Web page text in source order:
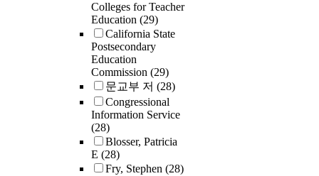
Colleges for Teacher
Education (29)
California State
Postsecondary
Education
Commission (29)
문교부 저 (28)
Congressional
Information Service
(28)
Blosser, Patricia
E (28)
Fry, Stephen (28)